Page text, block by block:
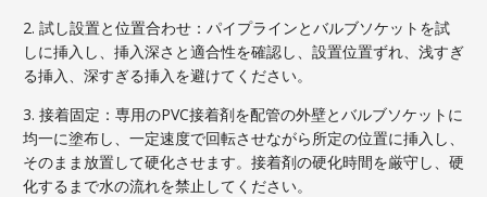
2. 試し設置と位置合わせ：パイプラインとバルブソケットを試
しに挿入し、挿入深さと適合性を確認し、設置位置ずれ、浅すぎ
る挿入、深すぎる挿入を避けてください。
3. 接着固定：専用のPVC接着剤を配管の外壁とバルブソケットに
均一に塗布し、一定速度で回転させながら所定の位置に挿入し、
そのまま放置して硬化させます。接着剤の硬化時間を厳守し、硬
化するまで水の流れを禁止してください。